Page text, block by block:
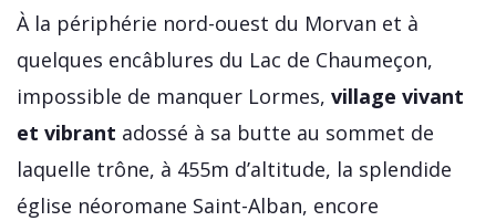
À la périphérie nord-ouest du Morvan et à
quelques encâblures du Lac de Chaumeçon,
impossible de manquer Lormes, village vivant
et vibrant adossé à sa butte au sommet de
laquelle trône, à 455m d’altitude, la splendide
église néoromane Saint-Alban, encore